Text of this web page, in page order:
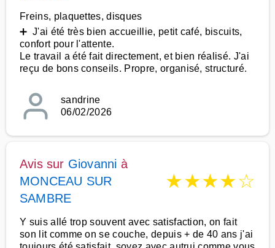
Freins, plaquettes, disques
➕ J'ai été très bien accueillie, petit café, biscuits,
confort pour l'attente.
Le travail a été fait directement, et bien réalisé. J'ai
reçu de bons conseils. Propre, organisé, structuré.
sandrine
06/02/2026
Avis sur Giovanni à
MONCEAU SUR
SAMBRE
★★★★☆
Y suis allé trop souvent avec satisfaction, on fait
son lit comme on se couche, depuis + de 40 ans j'ai